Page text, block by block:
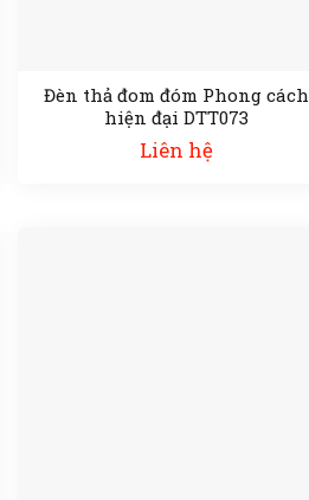
Đèn thả đom đóm Phong cách
hiện đại DTT073
Liên hệ